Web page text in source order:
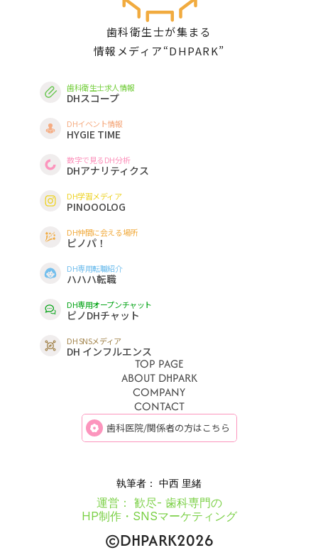
歯科衛生士が集まる
情報メディア“DHPARK”
歯科衛生士求人情報
DHスコープ
DHイベント情報
HYGIE TIME
数字で見るDH分析
DHアナリティクス
DH学習メディア
PINOOOLOG
DH仲間に会える場所
ピノパ！
DH専用転職紹介
ハハハ転職
DH専用オープンチャット
ピノDHチャット
DH SNSメディア
DH インフルエンス
TOP PAGE
トップページ
ABOUT DHPARK
DH PARKについて
COMPANY
運営会社
CONTACT
お問合せ
歯科医院/関係者の方はこちら
執筆者： 中西 里緒
運営： 歓尽- 歯科専門の
HP制作・SNSマーケティング
©DHPARK2026